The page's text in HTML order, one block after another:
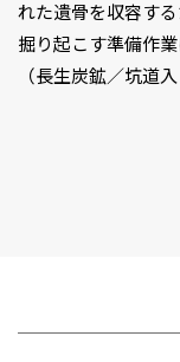
れた遺骨を収容す
掘り起こす準備作業
（長生炭鉱／坑道